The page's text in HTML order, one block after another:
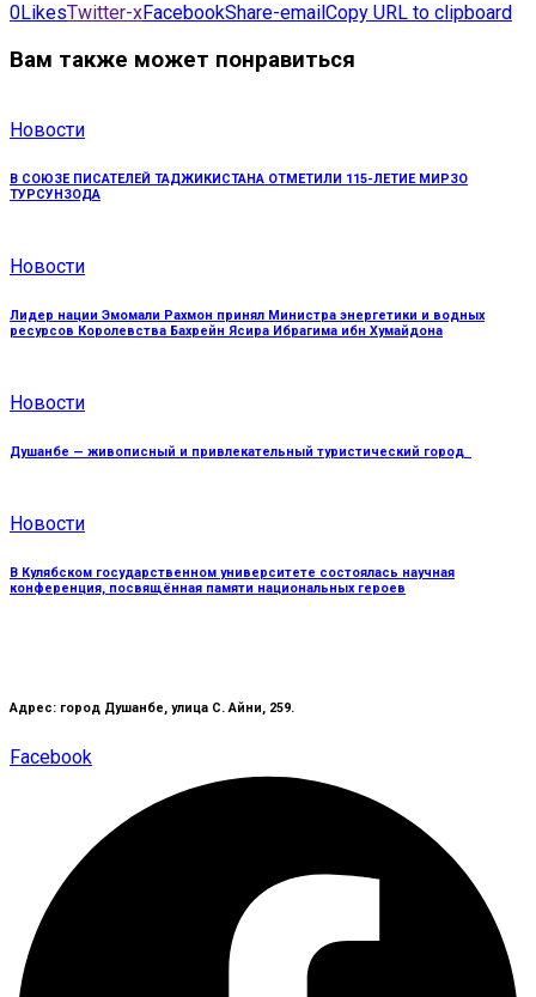
0LikesTwitter-xFacebookShare-email Copy URL to clipboard
Вам также может понравиться
Новости
В СОЮЗЕ ПИСАТЕЛЕЙ ТАДЖИКИСТАНА ОТМЕТИЛИ 115-ЛЕТИЕ МИРЗО
ТУРСУНЗОДА
Новости
Лидер нации Эмомали Рахмон принял Министра энергетики и водных
ресурсов Королевства Бахрейн Ясира Ибрагима ибн Хумайдона
Новости
Душанбе — живописный и привлекательный туристический город
Новости
В Кулябском государственном университете состоялась научная
конференция, посвящённая памяти национальных героев
Адрес: город Душанбе, улица С. Айни, 259.
Facebook